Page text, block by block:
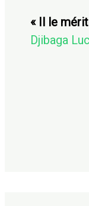
« Il le
Djibaga